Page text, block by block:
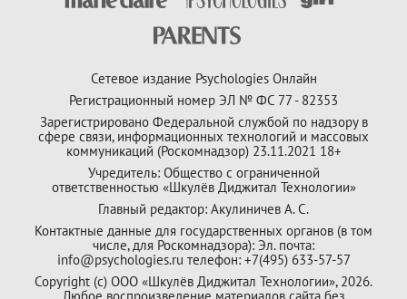
Сетевое издание Psychologies Онлайн
Регистрационный номер ЭЛ № ФС 77 - 82353
Зарегистрировано Федеральной службой по надзору в
сфере связи, информационных технологий и массовых
коммуникаций (Роскомнадзор) 23.11.2021 18+
Учредитель: Общество с ограниченной
ответственностью «Шкулёв Диджитал Технологии»
Главный редактор: Акулиничев А. С.
Контактные данные для государственных органов (в том
числе, для Роскомнадзора): Эл. почта:
info@psychologies.ru телефон: +7(495) 633-57-57
Copyright (с) ООО «Шкулёв Диджитал Технологии», 2026.
Любое воспроизведение материалов сайта без